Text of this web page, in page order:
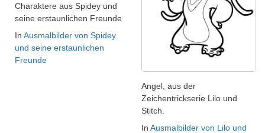
Charaktere aus Spidey und
seine erstaunlichen Freunde
In Ausmalbilder von Spidey
und seine erstaunlichen
Freunde
Angel, aus der
Zeichentrickserie Lilo und
Stitch.
In Ausmalbilder von Lilo und